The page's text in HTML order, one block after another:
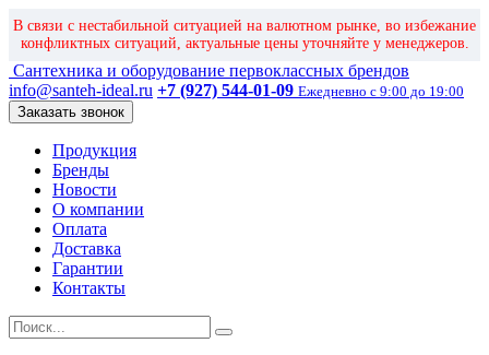
В связи с нестабильной ситуацией на валютном рынке, во избежание
конфликтных ситуаций, актуальные цены уточняйте у менеджеров.
Сантехника и оборудование первоклассных брендов
info@santeh-ideal.ru +7 (927) 544-01-09 Ежедневно с 9:00 до 19:00
Заказать звонок
Продукция
Бренды
Новости
О компании
Оплата
Доставка
Гарантии
Контакты